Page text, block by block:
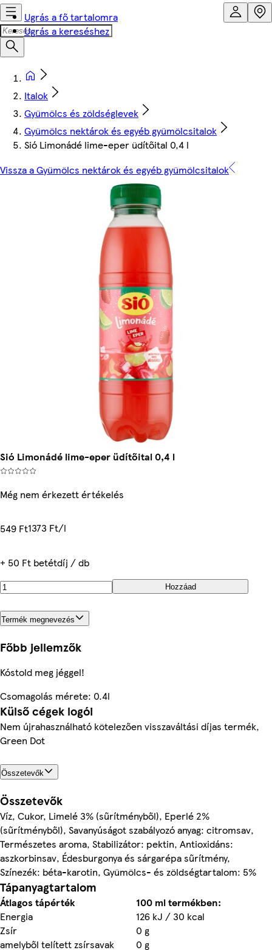
Ugrás a fő tartalomra
Ugrás a kereséshez
Italok
Gyümölcs és zöldséglevek
Gyümölcs nektárok és egyéb gyümölcsitalok
Sió Limonádé lime-eper üdítőital 0,4 l
Vissza a Gyümölcs nektárok és egyéb gyümölcsitalok
Sió Limonádé lime-eper üdítőital 0,4 l
Még nem érkezett értékelés
549 Ft1373 Ft/l
+ 50 Ft betétdíj / db
Hozzáad
Termék megnevezés
Főbb jellemzők
Kóstold meg jéggel!
Csomagolás mérete: 0.4l
Külső cégek logói
Nem újrahasználható kötelezően visszaváltási díjas termék,
Green Dot
Összetevők
Összetevők
Víz, Cukor, Limelé 3% (sűrítményből), Eperlé 2%
(sűrítményből), Savanyúságot szabályozó anyag: citromsav,
Természetes aroma, Stabilizátor: pektin, Antioxidáns:
aszkorbinsav, Édesburgonya és sárgarépa sűrítmény,
Színezék: béta-karotin, Gyümölcs- és zöldségtartalom: 5%
Tápanyagtartalom
Átlagos tápérték
100 ml termékben:
Energia
126 kJ / 30 kcal
Zsír
0 g
amelyből telített zsírsavak
0 g